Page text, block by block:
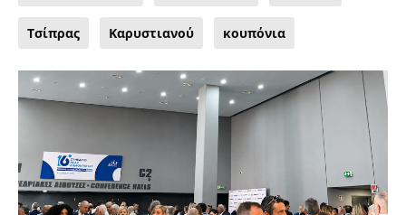
Τσίπρας Καρυστιανού κουπόνια